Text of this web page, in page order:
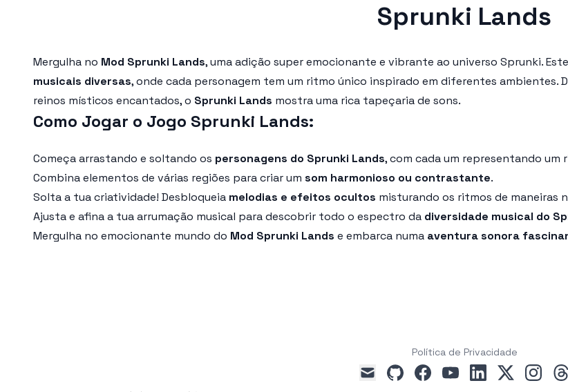
Sprunki Lands
Mergulha no Mod Sprunki Lands, uma adição super emocionante e vibrante ao universo Sprunki.
musicais diversas, onde cada personagem tem um ritmo único inspirado em diferentes ambientes.
reinos místicos encantados, o Sprunki Lands mostra uma rica tapeçaria de sons.
Como Jogar o Jogo Sprunki Lands:
Começa arrastando e soltando os personagens do Sprunki Lands, com cada um representando
Combina elementos de várias regiões para criar um som harmonioso ou contrastante.
Solta a tua criatividade! Desbloqueia melodias e efeitos ocultos misturando os ritmos de maneiras
Ajusta e afina a tua arrumação musical para descobrir todo o espectro da diversidade musical do
Mergulha no emocionante mundo do Mod Sprunki Lands e embarca numa aventura sonora
Política de Privacidade
mail
githubfacebookyoutubelinkedin
x instagram